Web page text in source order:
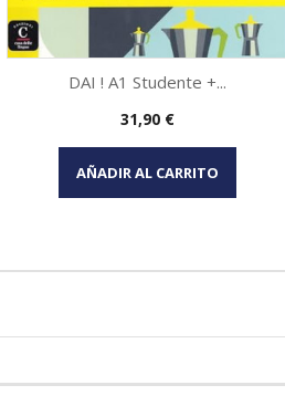
Vista rápida
DAI ! A1 Studente +...
Precio
31,90 €
AÑADIR AL CARRITO